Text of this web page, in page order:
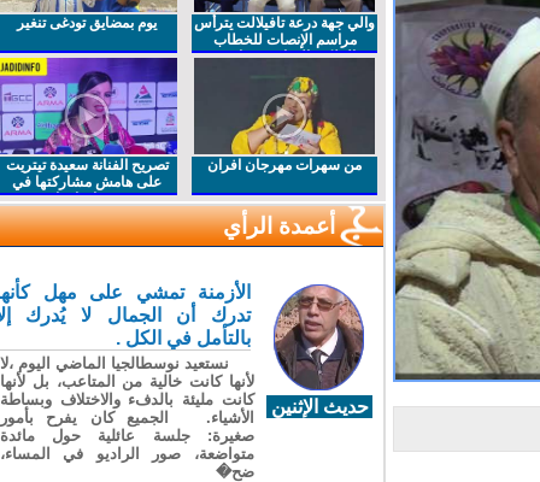
والي جهة درعة تافيلالت يترأس
مراسم الإنصات للخطاب
الملكي السامي بمناسبة
يوم بمضايق تودغى تنغير
من سهرات مهرجان افران
تصريح الفنانة سعيدة تيتريت
على هامش مشاركتها في
مهرجان افران
أعمدة الرأي
حديث الإثنين
الأزمنة تمشي على مهل كأنها
تدرك أن الجمال لا يُدرك إلا
بالتأمل في الكل .
نستعيد نوسطالجيا الماضي اليوم ،لا
لأنها كانت خالية من المتاعب، بل لأنها
كانت مليئة بالدفء والاختلاف وبساطة
الأشياء. الجميع كان يفرح بأمور
صغيرة: جلسة عائلية حول مائدة
متواضعة، صور الراديو في المساء،
ضح�